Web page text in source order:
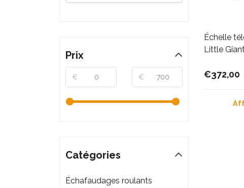
Échelle
Little
€372,00
Prix
€ €
Catégories
Échafaudages roulants